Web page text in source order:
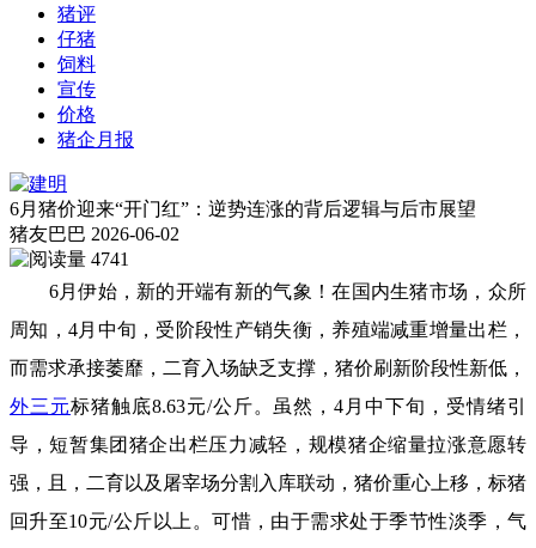
猪评
仔猪
饲料
宣传
价格
猪企月报
6月猪价迎来“开门红”：逆势连涨的背后逻辑与后市展望
猪友巴巴 2026-06-02
4741
6月伊始，新的开端有新的气象！在国内生猪市场，众所
周知，4月中旬，受阶段性产销失衡，养殖端减重增量出栏，
而需求承接萎靡，二育入场缺乏支撑，猪价刷新阶段性新低，
外三元标猪触底8.63元/公斤。虽然，4月中下旬，受情绪引
导，短暂集团猪企出栏压力减轻，规模猪企缩量拉涨意愿转
强，且，二育以及屠宰场分割入库联动，猪价重心上移，标猪
回升至10元/公斤以上。可惜，由于需求处于季节性淡季，气